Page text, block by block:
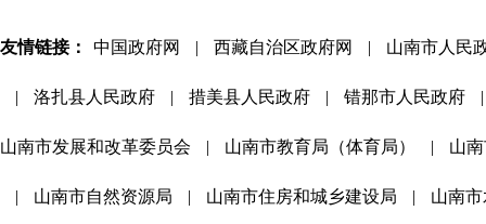
友情链接： 中国政府网 | 西藏自治区政府网 | 山南市人民
| 洛扎县人民政府 | 措美县人民政府 | 错那市人民政府 |
山南市发展和改革委员会 | 山南市教育局（体育局） | 山
| 山南市自然资源局 | 山南市住房和城乡建设局 | 山南